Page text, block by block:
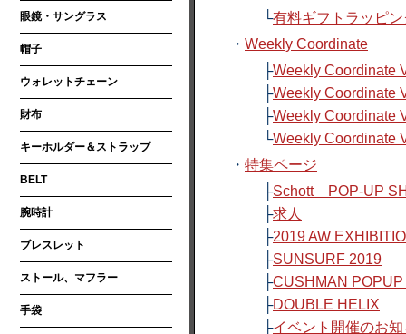
眼鏡・サングラス
帽子
ウォレットチェーン
財布
キーホルダー＆ストラップ
BELT
腕時計
ブレスレット
ストール、マフラー
手袋
└有料ギフトラッピン
・ Weekly Coordinate
├Weekly Coordinate
├Weekly Coordinate
├Weekly Coordinate
└Weekly Coordinate
・ 特集ページ
├Schott POP-UP
├求人
├2019 AW
├SUNSURF 2019
├CUSHMAN
├DOUBLE HELIX
├イベント開催のお